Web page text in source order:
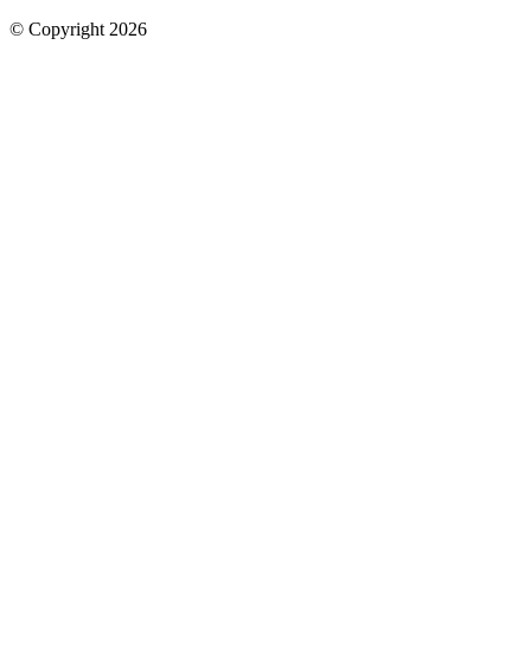
© Copyright 2026